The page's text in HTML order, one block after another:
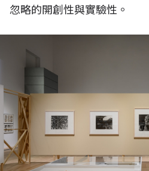
忽略的開創性與實驗性。